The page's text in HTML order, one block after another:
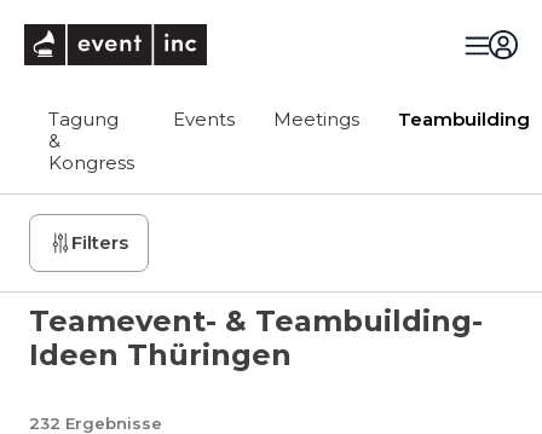
Tagung
&
Kongress
Events Meetings Teambuilding
Filters
Teamevent- & Teambuilding-
Ideen Thüringen
232 Ergebnisse